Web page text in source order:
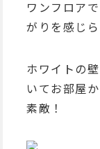
ワンフロア
がりを感じ
ホワイトの
いてお部屋
素敵！